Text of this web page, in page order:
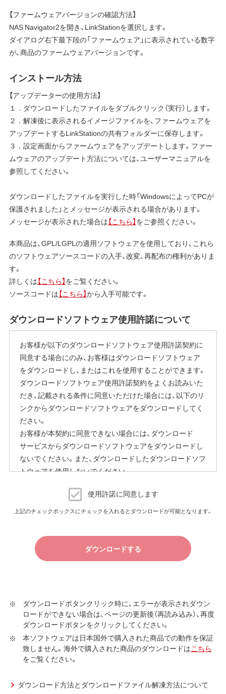
【ファームウェアバージョンの確認方法】
NAS Navigator2を開き、LinkStationを選択します。
ダイアログ右下最下段の「ファームウェア」に表示されている数字
が、商品のファームウェアバージョンです。
インストール方法
【アップデーターの使用方法】
１．ダウンロードしたファイルをダブルクリック（実行）します。
２．解凍後に表示されるイメージファイルを、ファームウェアを
アップデートするLinkStationの共有フォルダーに保存します。
３．設定画面からファームウェアをアップデートします。ファー
ムウェアのアップデート方法については、ユーザーマニュアルを
参照してください。
ダウンロードしたファイルを実行した時「WindowsによってPCが
保護されました」とメッセージが表示される場合があります。
メッセージが表示された場合は【こちら】をご参照ください。
本商品は、GPL/LGPLの適用ソフトウェアを使用しており、これら
のソフトウェアソースコードの入手、改変、再配布の権利がありま
す。
詳しくは【こちら】をご覧ください。
ソースコードは【こちら】から入手可能です。
ダウンロードソフトウェア使用許諾について
お客様が以下のダウンロードソフトウェア使用許諾契約に
同意する場合にのみ、お客様はダウンロードソフトウェア
をダウンロードし、またはこれを使用することができます。
ダウンロードソフトウェア使用許諾契約をよくお読みいた
だき、記載される条件に同意いただけた場合には、以下のリ
ンクからダウンロードソフトウェアをダウンロードしてく
ださい。
お客様が本契約に同意できない場合には、ダウンロード
サービスからダウンロードソフトウェアをダウンロードし
ないでください。また、ダウンロードしたダウンロードソフ
トウェアを使用しないでください。
ダウンロードソフトウェア使用許諾契約
（株）バッファロー（以下、弊社といいます）は、お客様がダウ
す）に同意し、ご購入いただいた商品（以下、購入商品といい
ます）について弊社が保証契約に基づく修理を実施する際
の条件である保証契約約款、およびそれに含まれるソフト
社ダウンロードサービスに提供される、全てのソフトウェ
ア（ユーティリティ・ファームウェア・ドライバなど）を含み
以下、本ソフトウェアといいます）の使用を許諾いたしま
す。
第1条 使用許諾
使用をお客様に非専属的に許諾します。
使用許諾に同意します
上記のチェックボックスにチェックを入れるとダウンロードが可能となります。
ダウンロードする
ダウンロードボタンクリック時に、エラーが表示されダウン
ロードができない場合は、ページの更新後（再読み込み）、再度
ダウンロードボタンをクリックしてください。
本ソフトウェアは日本国外で購入された商品での動作を保証
致しません。海外で購入された商品のダウンロードはこちら
をご覧ください。
ダウンロード方法とダウンロードファイル解凍方法について